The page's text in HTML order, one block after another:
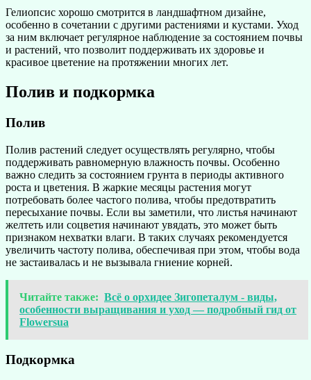
Гелиопсис хорошо смотрится в ландшафтном дизайне,
особенно в сочетании с другими растениями и кустами. Уход
за ним включает регулярное наблюдение за состоянием почвы
и растений, что позволит поддерживать их здоровье и
красивое цветение на протяжении многих лет.
Полив и подкормка
Полив
Полив растений следует осуществлять регулярно, чтобы
поддерживать равномерную влажность почвы. Особенно
важно следить за состоянием грунта в периоды активного
роста и цветения. В жаркие месяцы растения могут
потребовать более частого полива, чтобы предотвратить
пересыхание почвы. Если вы заметили, что листья начинают
желтеть или соцветия начинают увядать, это может быть
признаком нехватки влаги. В таких случаях рекомендуется
увеличить частоту полива, обеспечивая при этом, чтобы вода
не застаивалась и не вызывала гниение корней.
Читайте также: Всё о орхидее Зигопеталум - виды,
особенности выращивания и уход — подробный гид от
Flowersua
Подкормка